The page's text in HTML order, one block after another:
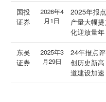
国投
证券
2026年4
月1日
2025年报
产量大幅
化迎放量年
东吴
证券
2025年3
月29日
24年报点
创历史新
道建设加速